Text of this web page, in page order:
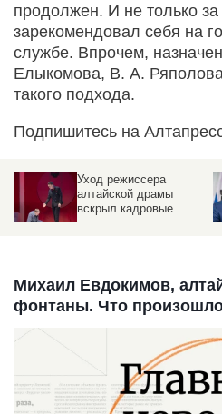
продолжен. И не только за
зарекомендовал себя на
службе. Впрочем,
Елыкомова, В. А.
такого подхода.
Подпишитесь на
Уход режиссера
алтайской драмы
вскрыл кадровые
Михаил Евдокимов,
фонтаны. Что произошло